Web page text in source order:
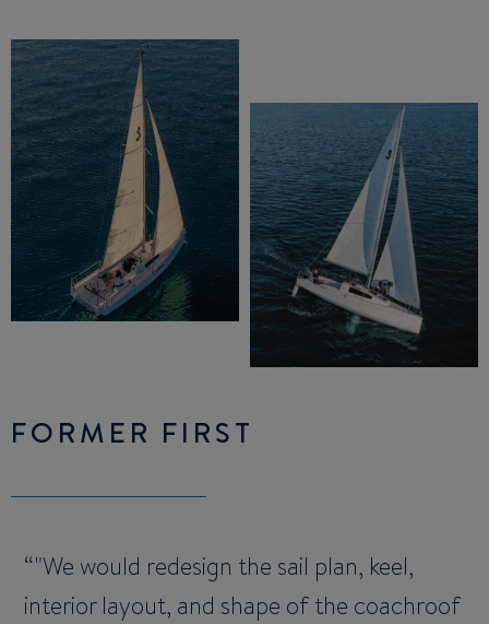
FORMER FIRST
"We would redesign the sail plan, keel,
interior layout, and shape of the coachroof